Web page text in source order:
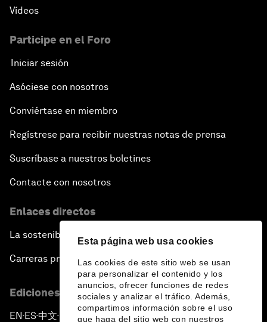
Esta página web usa cookies
Las cookies de este sitio web se usan
para personalizar el contenido y los
anuncios, ofrecer funciones de redes
sociales y analizar el tráfico. Además,
compartimos información sobre el uso
que haga del sitio web con nuestros
Vídeos
Participe en el Foro
Iniciar sesión
Asóciese con nosotros
Conviértase en miembro
Regístrese para recibir nuestras notas de prensa
Suscríbase a nuestros boletines
Contacte con nosotros
Enlaces directos
La sostenibilidad en el Foro
Carreras profesionales
Ediciones en otros idiomas
EN ▪ES▪中文▪ 日本語